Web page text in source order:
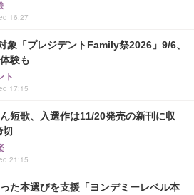
16:27
象「プレジデントFamily祭2026」9/6、
験も
ト
17:15
ん短歌、入選作は11/20発売の新刊に収
切
21:15
た本選びを支援「ヨンデミーレベル本